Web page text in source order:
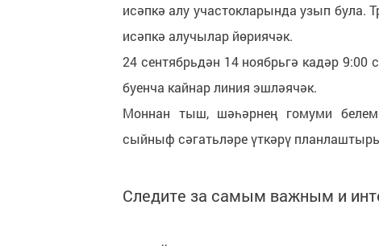
исәпкә алу участокларында узып була.
исәпкә алучылар йөриячәк.
24 сентябрьдән 14 ноябрьгә кадәр 9:00
буенча кайнар линия эшләячәк.
Моннан тыш, шәһәрнең гомуми белем
сыйныф сәгатьләре үткәрү
Следите за самым важным и